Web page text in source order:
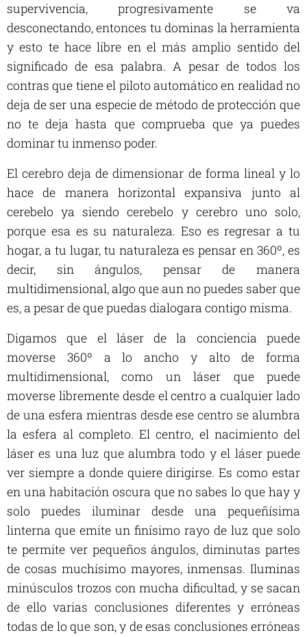
supervivencia, progresivamente se va
desconectando, entonces tu dominas la herramienta
y esto te hace libre en el más amplio sentido del
significado de esa palabra. A pesar de todos los
contras que tiene el piloto automático en realidad no
deja de ser una especie de método de protección que
no te deja hasta que comprueba que ya puedes
dominar tu inmenso poder.
El cerebro deja de dimensionar de forma lineal y lo
hace de manera horizontal expansiva junto al
cerebelo ya siendo cerebelo y cerebro uno solo,
porque esa es su naturaleza. Eso es regresar a tu
hogar, a tu lugar, tu naturaleza es pensar en 360º, es
decir, sin ángulos, pensar de manera
multidimensional, algo que aun no puedes saber que
es, a pesar de que puedas dialogara contigo misma.
Digamos que el láser de la conciencia puede
moverse 360º a lo ancho y alto de forma
multidimensional, como un láser que puede
moverse libremente desde el centro a cualquier lado
de una esfera mientras desde ese centro se alumbra
la esfera al completo. El centro, el nacimiento del
láser es una luz que alumbra todo y el láser puede
ver siempre a donde quiere dirigirse. Es como estar
en una habitación oscura que no sabes lo que hay y
solo puedes iluminar desde una pequeñísima
linterna que emite un finísimo rayo de luz que solo
te permite ver pequeños ángulos, diminutas partes
de cosas muchísimo mayores, inmensas. Iluminas
minúsculos trozos con mucha dificultad, y se sacan
de ello varias conclusiones diferentes y erróneas
todas de lo que son, y de esas conclusiones erróneas